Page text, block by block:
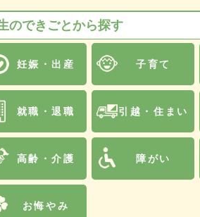
のできごとから探す
妊娠・出産 子育て
就職・退職 引越・住まい
高齢・介護 障がい
お悔やみ